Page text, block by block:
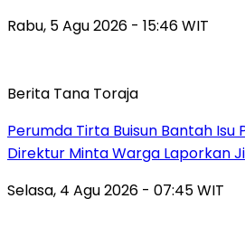
Rabu, 5 Agu 2026 - 15:46 WIT
Berita Tana Toraja
Perumda Tirta Buisun Bantah Isu
Direktur Minta Warga Laporkan
Selasa, 4 Agu 2026 - 07:45 WIT